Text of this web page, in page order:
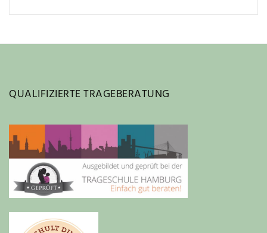
QUALIFIZIERTE TRAGEBERATUNG